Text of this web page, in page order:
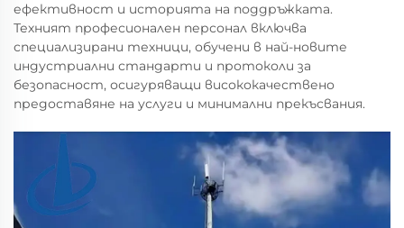
ефективност и историята на поддръжката.
Техният професионален персонал включва
специализирани техници, обучени в най-новите
индустриални стандарти и протоколи за
безопасност, осигуряващи висококачествено
предоставяне на услуги и минимални прекъсвания.